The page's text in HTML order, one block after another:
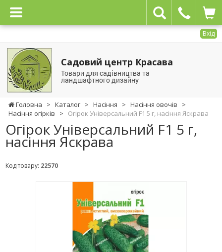
Вхід
Садовий центр Красава
Товари для садівництва та
ландшафтного дизайну
Головна > Каталог > Насіння > Насіння овочів
>
Насіння огірків
> Огірок Універсальний F1 5 г, насіння Яскрава
Огірок Універсальний F1 5 г,
насіння Яскрава
Код товару: 22570